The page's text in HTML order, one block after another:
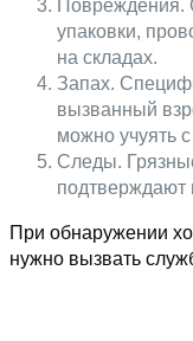
Повреждения.
упаковки,
на складах.
Запах.
вызванный
можно учуять
Следы.
подтверждают
При обнаружении
нужно вызвать